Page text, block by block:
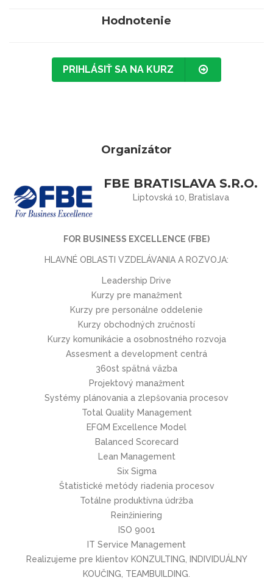
Hodnotenie
PRIHLÁSIŤ SA NA KURZ
Organizátor
FBE BRATISLAVA S.R.O.
Liptovská 10, Bratislava
FOR BUSINESS EXCELLENCE (FBE)
HLAVNÉ OBLASTI VZDELÁVANIA A ROZVOJA:
Leadership Drive
Kurzy pre manažment
Kurzy pre personálne oddelenie
Kurzy obchodných zručností
Kurzy komunikácie a osobnostného rozvoja
Assesment a development centrá
360st spätná väzba
Projektový manažment
Systémy plánovania a zlepšovania procesov
Total Quality Management
EFQM Excellence Model
Balanced Scorecard
Lean Management
Six Sigma
Štatistické metódy riadenia procesov
Totálne produktívna údržba
Reinžiniering
ISO 9001
IT Service Management
Realizujeme pre klientov KONZULTING, INDIVIDUÁLNY
KOUČING, TEAMBUILDING.